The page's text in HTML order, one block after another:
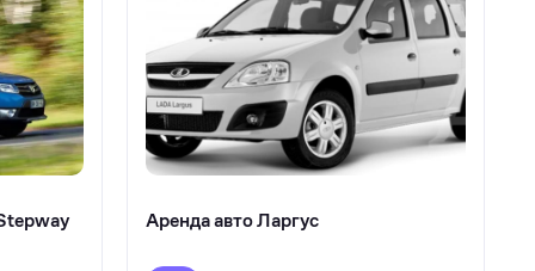
Аренда авто Ларгус